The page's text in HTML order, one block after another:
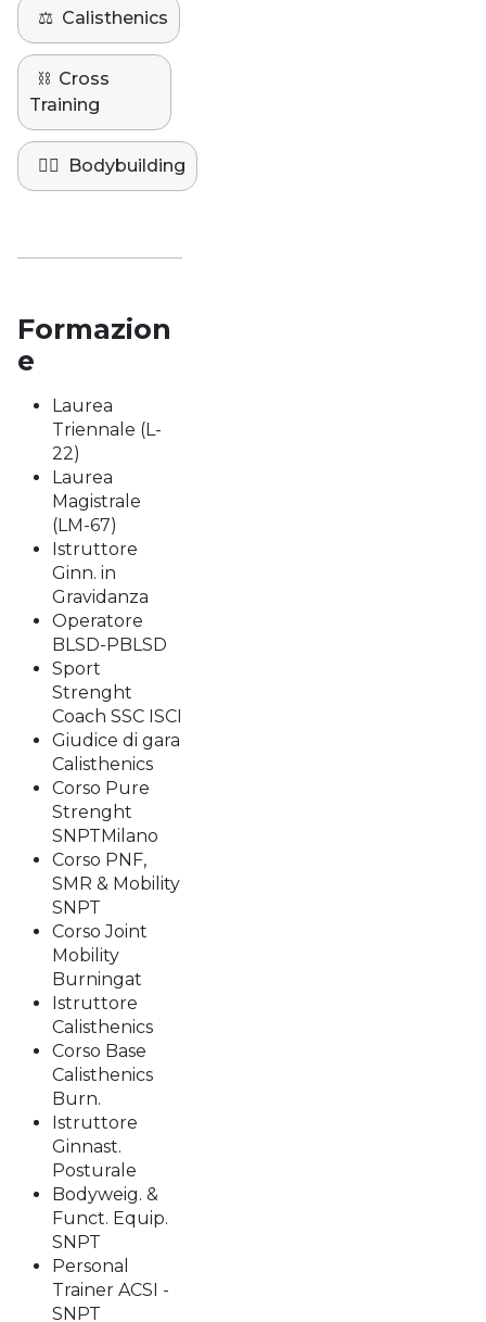
⚖️ Calisthenics
⛓️ Cross
Training
🏋️‍♀️ Bodybuilding
Formazion
e
Laurea
Triennale (L-
22)
Laurea
Magistrale
(LM-67)
Istruttore
Ginn. in
Gravidanza
Operatore
BLSD-PBLSD
Sport
Strenght
Coach SSC ISCI
Giudice di gara
Calisthenics
Corso Pure
Strenght
SNPTMilano
Corso PNF,
SMR & Mobility
SNPT
Corso Joint
Mobility
Burningat
Istruttore
Calisthenics
Corso Base
Calisthenics
Burn.
Istruttore
Ginnast.
Posturale
Bodyweig. &
Funct. Equip.
SNPT
Personal
Trainer ACSI -
SNPT